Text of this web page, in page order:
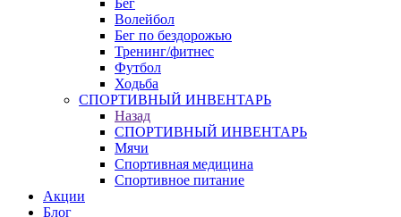
Бег
Волейбол
Бег по бездорожью
Тренинг/фитнес
Футбол
Ходьба
СПОРТИВНЫЙ ИНВЕНТАРЬ
Назад
СПОРТИВНЫЙ ИНВЕНТАРЬ
Мячи
Спортивная медицина
Спортивное питание
Акции
Блог